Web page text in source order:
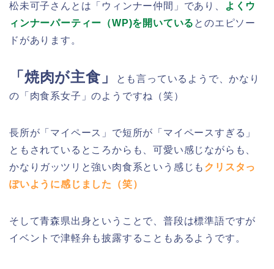
松未可子さんとは「ウィンナー仲間」であり、
よくウ
ィンナーパーティー（WP)を開いている とのエピソー
ドがあります。
「焼肉が主食」
とも言っているようで、かなり
の「肉食系女子」のようですね（笑）
長所が「マイペース」で短所が「マイペースすぎる」
ともされているところからも、可愛い感じながらも、
かなりガッツリと強い肉食系という感じも クリスタっ
ぽいように感じました（笑）
そして青森県出身ということで、普段は標準語ですが
イベントで津軽弁も披露することもあるようです。